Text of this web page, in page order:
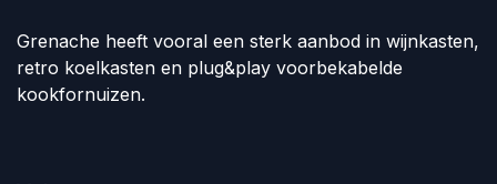
Grenache heeft vooral een sterk aanbod in wijnkasten,
retro koelkasten en plug&play voorbekabelde
kookfornuizen.